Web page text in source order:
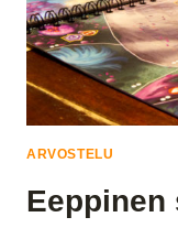
ARVOSTELU
Eeppinen